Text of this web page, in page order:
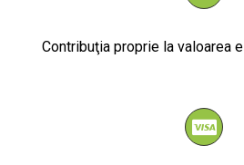
Contribuţia proprie la valoarea